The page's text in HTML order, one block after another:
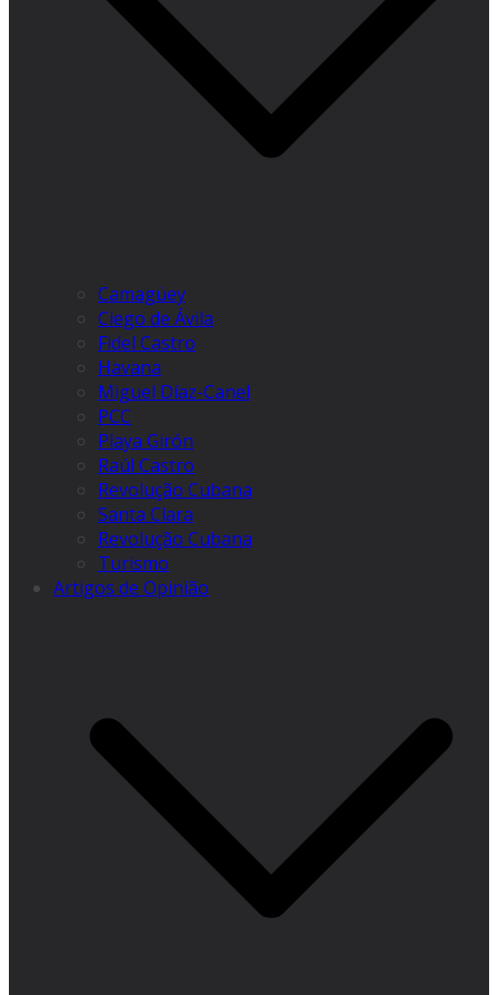
Camagüey
Ciego de Ávila
Fidel Castro
Havana
Miguel Díaz-Canel
PCC
Playa Girón
Raúl Castro
Revolução Cubana
Santa Clara
Revolução Cubana
Turismo
Artigos de Opinião